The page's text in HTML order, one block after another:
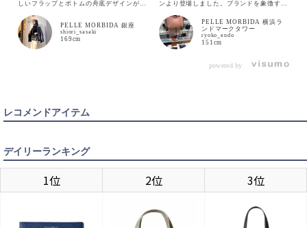
しいフラップとボトムの舟底デザインが特
かわいさを楽しめるのと、中身が見やすい
のでおすすめしております。
PELLE MORBIDA 銀座
shiori_sasaki
169cm
ンより登場しました。ブランドを象徴する
っきりとまとめたフォルムが女性らしい柔
らかさを演出。無駄のないシルエットが装
いに自然と馴染み、オンオフ問わず活躍し
ます。コンパクトな見た目ながら、日常に
必要なアイテムを美しく収納できる設計。
前後に配されたファスナーポケットが小物
な素材感と丁寧な仕立てが、日常にさりげ
PELLE MORBIDA 横浜ラ
ンドマークタワー
ryoko_endo
151cm
powered by
レコメンドアイテム
デイリーランキング
1位 2位 3位